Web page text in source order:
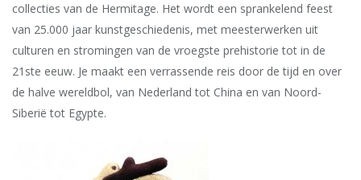
collecties van de Hermitage. Het wordt een sprankelend feest
van 25.000 jaar kunstgeschiedenis, met meesterwerken uit
culturen en stromingen van de vroegste prehistorie tot in de
21ste eeuw. Je maakt een verrassende reis door de tijd en over
de halve wereldbol, van Nederland tot China en van Noord-
Siberië tot Egypte.